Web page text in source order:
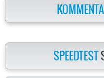
SPEEDTEST